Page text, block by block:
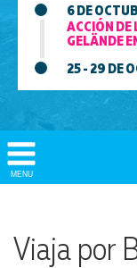
6 DE
ACCIÓN DE
GELÄNDE
25 - 29 DE
Show/
Hide
MENU
Viaja por